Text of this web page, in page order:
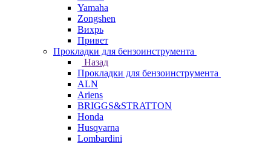
Yamaha
Zongshen
Вихрь
Привет
Прокладки для бензоинструмента
Назад
Прокладки для бензоинструмента
ALN
Ariens
BRIGGS&STRATTON
Honda
Husqvarna
Lombardini